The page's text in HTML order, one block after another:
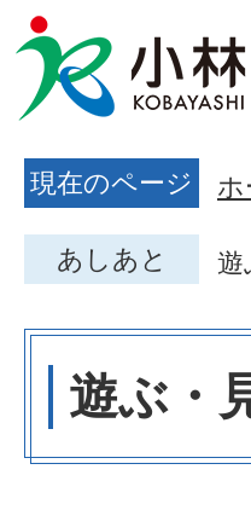
現在のページ ホ
あしあと 遊
遊ぶ・